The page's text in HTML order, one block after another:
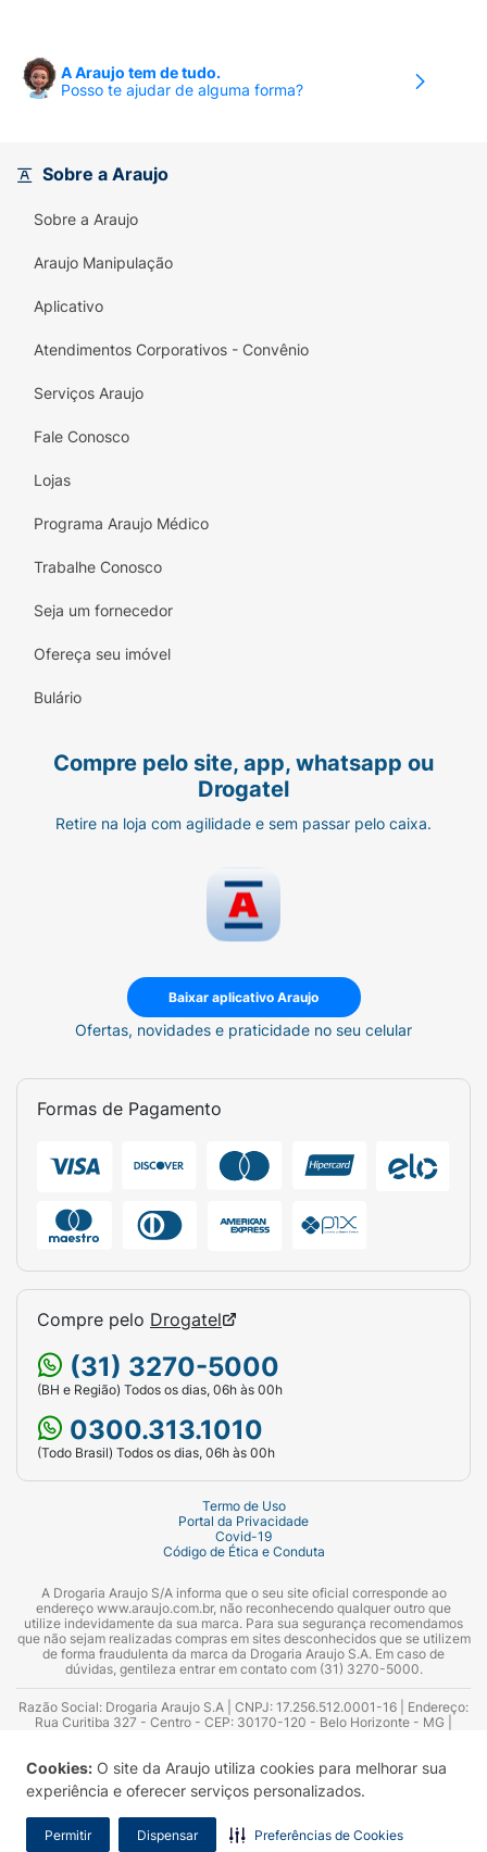
Cookies: O site da Araujo utiliza cookies para melhorar sua
experiência e oferecer serviços personalizados.
Permitir Dispensar Preferências de Cookies
A Araujo tem de tudo.
Posso te ajudar de alguma forma?
Sobre a Araujo
Sobre a Araujo
Araujo Manipulação
Aplicativo
Atendimentos Corporativos - Convênio
Serviços Araujo
Fale Conosco
Lojas
Programa Araujo Médico
Trabalhe Conosco
Seja um fornecedor
Ofereça seu imóvel
Bulário
Compre pelo site, app, whatsapp ou
Drogatel
Retire na loja com agilidade e sem passar pelo caixa.
Baixar aplicativo Araujo
Ofertas, novidades e praticidade no seu celular
Formas de Pagamento
Compre pelo Drogatel
(31) 3270-5000
(BH e Região) Todos os dias, 06h às 00h
0300.313.1010
(Todo Brasil) Todos os dias, 06h às 00h
Termo de Uso
Portal da Privacidade
Covid-19
Código de Ética e Conduta
A Drogaria Araujo S/A informa que o seu site oficial corresponde ao
endereço www.araujo.com.br, não reconhecendo qualquer outro que
utilize indevidamente da sua marca. Para sua segurança recomendamos
que não sejam realizadas compras em sites desconhecidos que se utilizem
de forma fraudulenta da marca da Drogaria Araujo S.A. Em caso de
dúvidas, gentileza entrar em contato com (31) 3270-5000.
Razão Social: Drogaria Araujo S.A | CNPJ: 17.256.512.0001-16 | Endereço:
Rua Curitiba 327 - Centro - CEP: 30170-120 - Belo Horizonte - MG |
Azevedo Guimarães – CRF 10.965 | Yasmin Silva Alvarenga – CRF 52.584 -
Consultor substituto: Thiago Aguiar Pinheiro - CRF Nº 13.748. Alvará
Sanitário: 2025020713 | Autorização de Funcionamento da Empresa (AFE):